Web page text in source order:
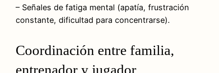
– Señales de fatiga mental (apatía, frustración
constante, dificultad para concentrarse).
Coordinación entre familia,
entrenador y jugador